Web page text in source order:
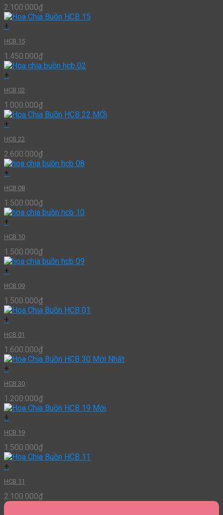
2.100.000₫
+
HCB 15
1.450.000₫
+
HCB 02
1.000.000₫
+
HCB 22
2.600.000₫
+
HCB 08
1.500.000₫
+
HCB 10
1.500.000₫
+
HCB 09
1.500.000₫
+
HCB 01
1.600.000₫
+
HCB 30
1.200.000₫
+
HCB 19
1.500.000₫
+
HCB 11
2.100.000₫